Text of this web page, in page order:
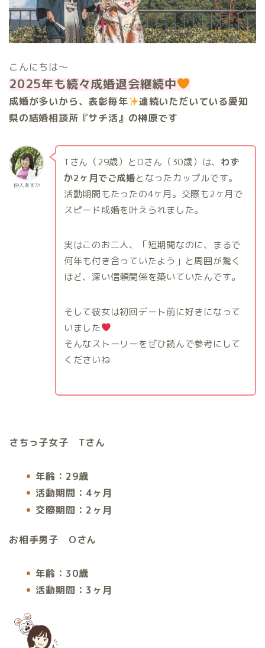
こんにちは〜
2025年も続々成婚退会継続中
成婚が多いから、表彰毎年
連続いただいている愛知
県の結婚相談所『サチ活』の榊原です
仲人あすか
Tさん（29歳）とOさん（30歳）は、 わず
か2ヶ月でご成婚となったカップルです。
活動期間もたったの4ヶ月。交際も2ヶ月で
スピード成婚を叶えられました。
実はこのお二人、「短期間なのに、まるで
何年も付き合っていたよう」と周囲が驚く
ほど、深い信頼関係を築いていたんです。
そして彼女は初回デート前に好きになって
いました
そんなストーリーをぜひ読んで参考にして
くださいね
さちっ子女子 Tさん
年齢：29歳
活動期間：4ヶ月
交際期間：2ヶ月
お相手男子 Oさん
年齢：30歳
活動期間：3ヶ月